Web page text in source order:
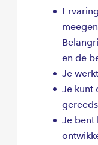
en de
Je
Je kunt
Je bent